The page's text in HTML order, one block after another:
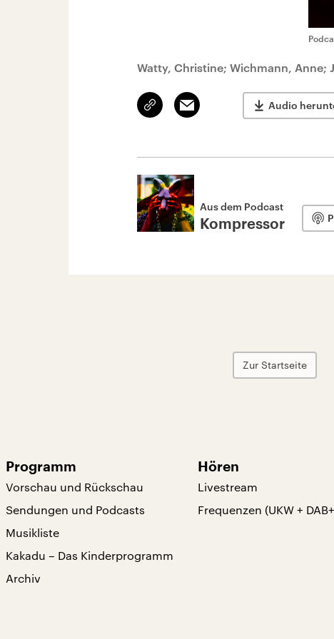
Watty, Christine; Wichmann, Anne;
Link
kopieren/teilen
Email Audio
Aus dem Podcast
Kompressor
Zur Startseite
Programm
Vorschau und Rückschau
Sendungen und Podcasts
Musikliste
Kakadu – Das Kinderprogramm
Archiv
Hören
Livestream
Frequenzen (UKW +